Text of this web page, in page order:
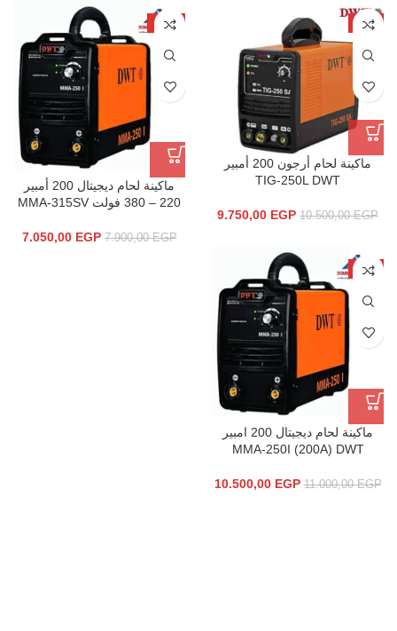
-7%
ماكينة لحام أرجون 200 أمبير
TIG-250L DWT
10.500,00EGP
9.750,00 EGP
-11%
ماكينة لحام ديجيتال 200 أمبير
220 – 380 فولت MMA-315SV
7.900,00EGP
7.050,00 EGP
-5%
ماكينة لحام ديجيتال 200 امبير
MMA-250I (200A) DWT
11.000,00EGP
10.500,00 EGP